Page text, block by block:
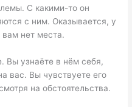
С какими-то он
с ним. Оказывается, у
вам нет места.
Вы узнаёте в нём себя,
вас. Вы чувствуете его
на обстоятельства.